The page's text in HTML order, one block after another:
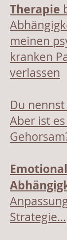
Therapie
meinen
kranken
verlassen
Du nennst
Aber ist
Strategie...